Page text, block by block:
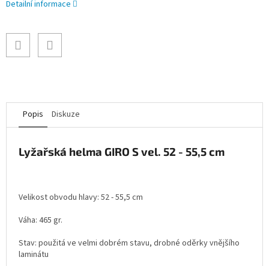
Detailní informace
Popis Diskuze
Lyžařská helma GIRO S vel. 52 - 55,5 cm
Velikost obvodu hlavy: 52 - 55,5 cm
Váha: 465 gr.
Stav: použitá ve velmi dobrém stavu, drobné oděrky vnějšího
laminátu